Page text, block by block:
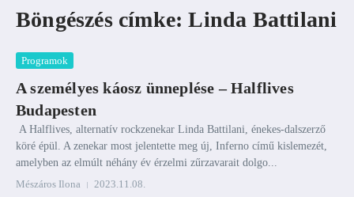
Böngészés címke: Linda Battilani
Programok
A személyes káosz ünneplése – Halflives
Budapesten
A Halflives, alternatív rockzenekar Linda Battilani, énekes-dalszerző
köré épül. A zenekar most jelentette meg új, Inferno című kislemezét,
amelyben az elmúlt néhány év érzelmi zűrzavarait dolgo...
Mészáros Ilona
2023.11.08.